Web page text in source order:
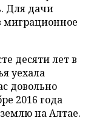
Для дачи
миграционное
десяти лет в
уехала
довольно
2016 года
на Алтае.